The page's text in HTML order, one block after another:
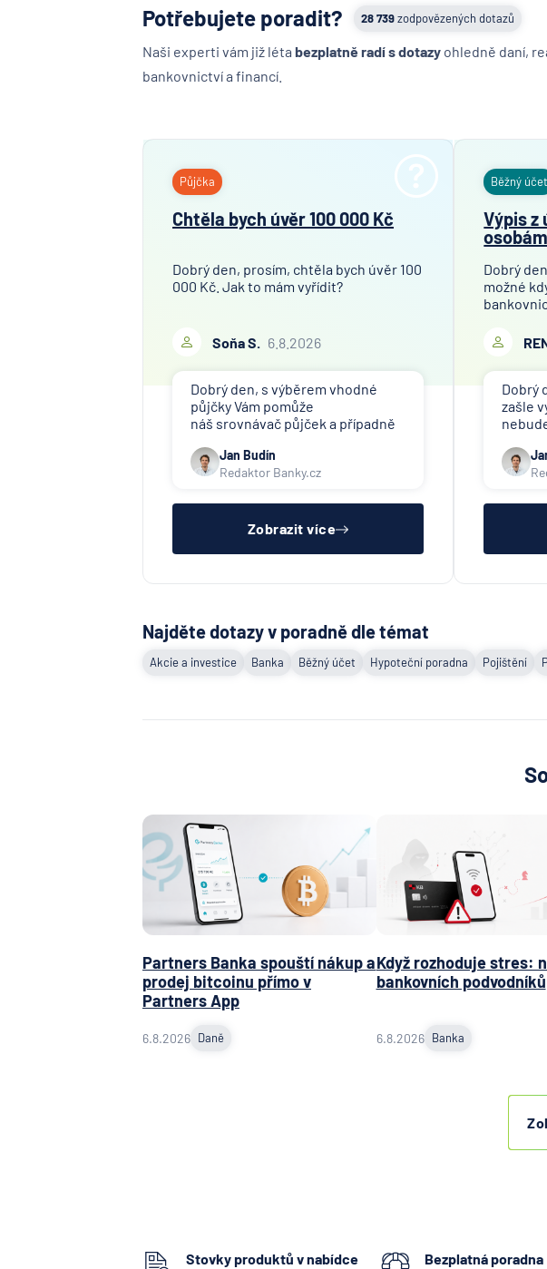
28 739zodpovězených dotazů
Potřebujete poradit?
Naši experti vám již léta bezplatně radí s dotazy ohledně daní,
bankovnictví a financí.
Půjčka
Chtěla bych úvěr 100 000 Kč
Dobrý den, prosím, chtěla bych úvěr 100
000 Kč. Jak to mám vyřídit?
Soňa S. 6.8.2026
Dobrý den, s výběrem vhodné
půjčky Vám pomůže
náš srovnávač půjček a případně
půjček. Pro získání půjčky je třeba
mít dostatečný příjem, nebýt ve
čistý registr dlužník a ideálně mít
Jan Budín
Redaktor Banky.cz
Zobrazit více
Běžný účet
Výpis
osobám
Dobrý
možné
účelem
Děkuji
Dobrý
zašle
emailu
zařídit
Najděte dotazy v poradně dle témat
Akcie a investice Banka Běžný účet Hypoteční poradna Pojištění
Partners Banka spouští nákup a
prodej bitcoinu přímo v
Partners App
6.8.2026 Daně
Když rozhoduje stres:
bankovních podvodníků
6.8.2026 Banka
Stovky produktů v nabídce Bezplatná poradna